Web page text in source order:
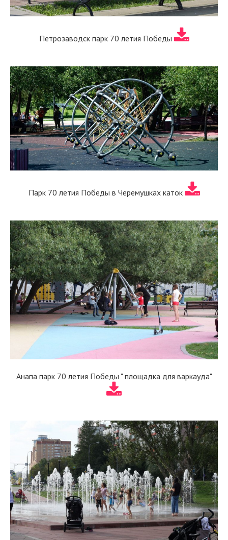
Петрозаводск парк 70 летия Победы
Парк 70 летия Победы в Черемушках каток
Анапа парк 70 летия Победы " площадка для варкауда"